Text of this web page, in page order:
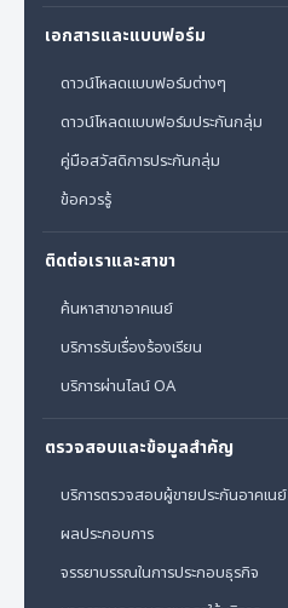
เอกสารและแบบฟอร์ม
ดาวน์โหลดแบบฟอร์มต่างๆ
ดาวน์โหลดแบบฟอร์มประกันกลุ่ม
คู่มือสวัสดิการประกันกลุ่ม
ข้อควรรู้
ติดต่อเราและสาขา
ค้นหาสาขาอาคเนย์
บริการรับเรื่องร้องเรียน
บริการผ่านไลน์ OA
ตรวจสอบและข้อมูลสำคัญ
บริการตรวจสอบผู้ขายประกันอาคเนย์
ผลประกอบการ
จรรยาบรรณในการประกอบธุรกิจ